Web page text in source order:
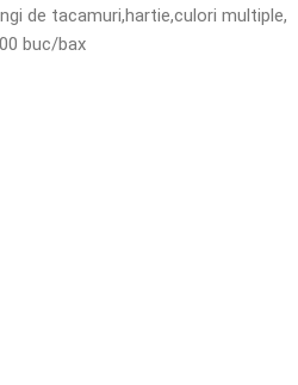
de tacamuri,hartie,culori multiple,
buc/bax